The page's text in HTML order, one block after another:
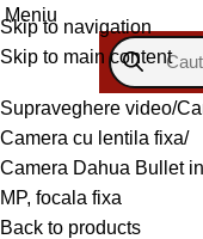
Skip to navigation
Skip to main content
Meniu
Supraveghere video
Camera cu lentila fixa
Camera Dahua Bullet
MP, focala fixa
Back to products